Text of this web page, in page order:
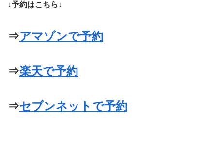
↓予約はこちら↓
⇒アマゾンで予約
⇒楽天で予約
⇒セブンネットで予約